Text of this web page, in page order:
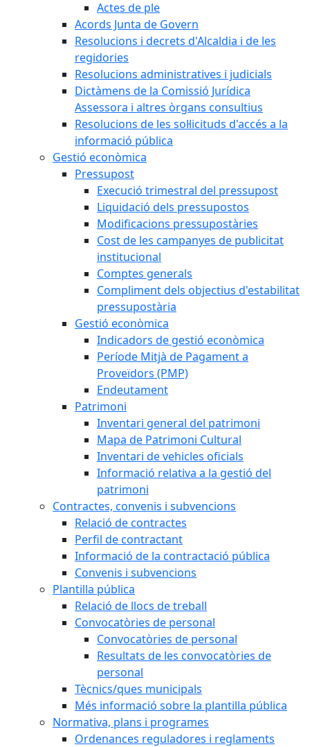
Actes de ple
Acords Junta de Govern
Resolucions i decrets d'Alcaldia i de les
regidories
Resolucions administratives i judicials
Dictàmens de la Comissió Jurídica
Assessora i altres òrgans consultius
Resolucions de les sol·licituds d'accés a la
informació pública
Gestió econòmica
Pressupost
Execució trimestral del pressupost
Liquidació dels pressupostos
Modificacions pressupostàries
Cost de les campanyes de publicitat
institucional
Comptes generals
Compliment dels objectius d'estabilitat
pressupostària
Gestió econòmica
Indicadors de gestió econòmica
Període Mitjà de Pagament a
Proveïdors (PMP)
Endeutament
Patrimoni
Inventari general del patrimoni
Mapa de Patrimoni Cultural
Inventari de vehicles oficials
Informació relativa a la gestió del
patrimoni
Contractes, convenis i subvencions
Relació de contractes
Perfil de contractant
Informació de la contractació pública
Convenis i subvencions
Plantilla pública
Relació de llocs de treball
Convocatòries de personal
Convocatòries de personal
Resultats de les convocatòries de
personal
Tècnics/ques municipals
Més informació sobre la plantilla pública
Normativa, plans i programes
Ordenances reguladores i reglaments